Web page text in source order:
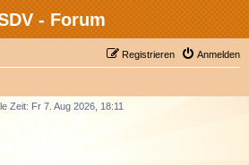
- Forum
Anmelden
Registrieren
Zeit: Fr 7. Aug 2026, 18:11